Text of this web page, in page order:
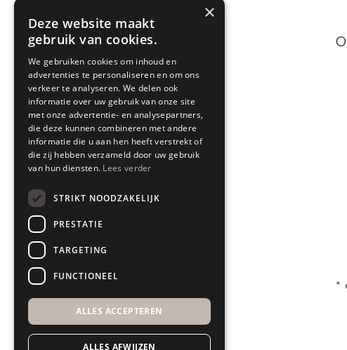
SPYK71 SERVICE
Blogs
Showroom
Interieuradvies
Bezorgen & leveren
All In House Service
Algemene voorwaarden
Disclaimer
*
×
Deze website maakt
gebruik van cookies.
We gebruiken cookies om inhoud en
advertenties te personaliseren en om ons
verkeer te analyseren. We delen ook
informatie over uw gebruik van onze site
met onze advertentie- en analysepartners,
die deze kunnen combineren met andere
informatie die u aan hen heeft verstrekt of
die zij hebben verzameld door uw gebruik
van hun diensten. Lees verder
STRIKT NOODZAKELIJK
PRESTATIE
TARGETING
FUNCTIONEEL
ALLES ACCEPTEREN
ALLES AFWIJZEN